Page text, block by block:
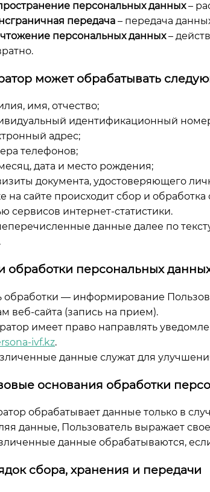
персональных данных–
передача – передача
персональных данных–
может обрабатывать
имя, отчество;
идентификационный
адрес;
телефонов;
месяц, дата и место рождения;
документа, удостоверяющего
на сайте происходит сбор и
сервисов интернет-статистики.
данные далее по
обработки персональных
обработки — информирование
веб-сайта (запись на прием).
имеет право направлять
ivf.kz.
данные служат для
основания обработки
обрабатывает данные только в
данные, Пользователь выражает
данные обрабатываются,
сбора, хранения и передачи